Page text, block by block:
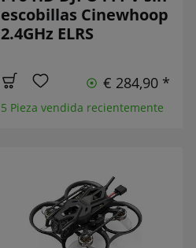
escobillas Cinewhoop
2.4GHz ELRS
€ 284,90 *
5 Pieza vendida recientemente